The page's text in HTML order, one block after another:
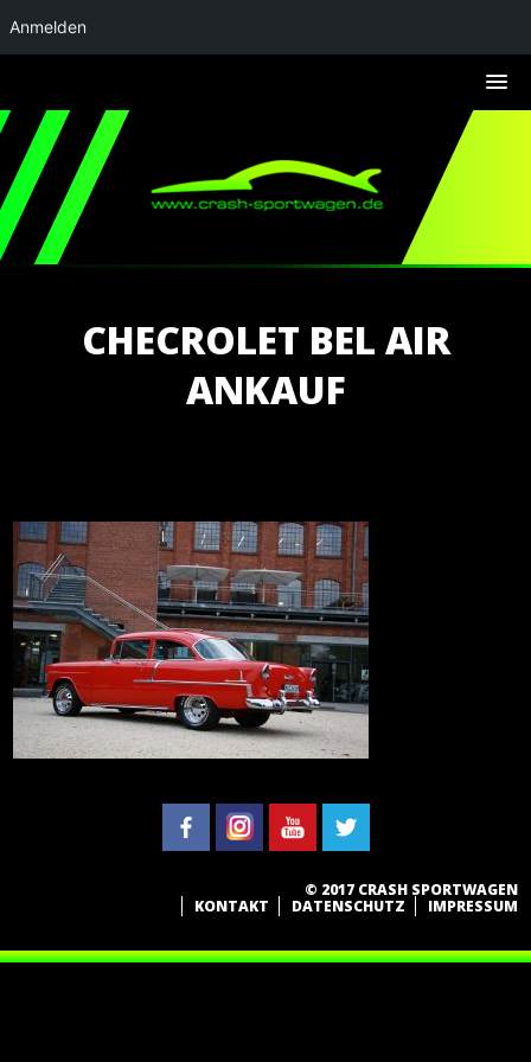
CHECROLET BEL AIR
ANKAUF
© 2017 CRASH SPORTWAGEN
KONTAKT
DATENSCHUTZ IMPRESSUM
Anmelden